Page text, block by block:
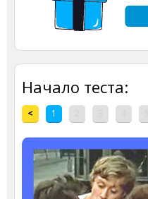
Начало теста:
< 1